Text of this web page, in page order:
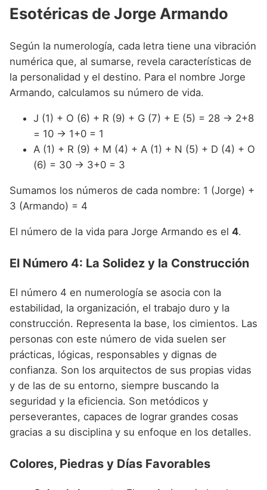
Esotéricas de Jorge Armando
Según la numerología, cada letra tiene una vibración
numérica que, al sumarse, revela características de
la personalidad y el destino. Para el nombre Jorge
Armando, calculamos su número de vida.
J (1) + O (6) + R (9) + G (7) + E (5) = 28 → 2+8
= 10 → 1+0 = 1
A (1) + R (9) + M (4) + A (1) + N (5) + D (4) + O
(6) = 30 → 3+0 = 3
Sumamos los números de cada nombre: 1 (Jorge) +
3 (Armando) = 4
El número de la vida para Jorge Armando es el 4.
El Número 4: La Solidez y la Construcción
El número 4 en numerología se asocia con la
estabilidad, la organización, el trabajo duro y la
construcción. Representa la base, los cimientos. Las
personas con este número de vida suelen ser
prácticas, lógicas, responsables y dignas de
confianza. Son los arquitectos de sus propias vidas
y de las de su entorno, siempre buscando la
seguridad y la eficiencia. Son metódicos y
perseverantes, capaces de lograr grandes cosas
gracias a su disciplina y su enfoque en los detalles.
Colores, Piedras y Días Favorables